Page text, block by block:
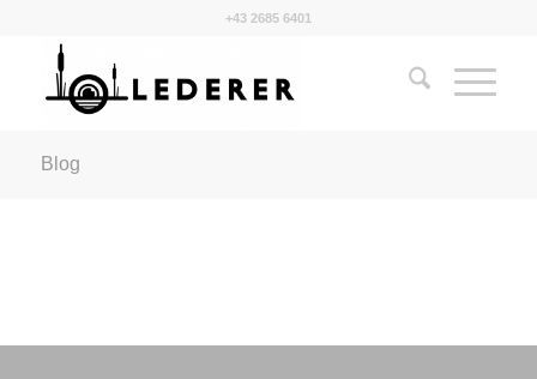
+43 2685 6401
Blog